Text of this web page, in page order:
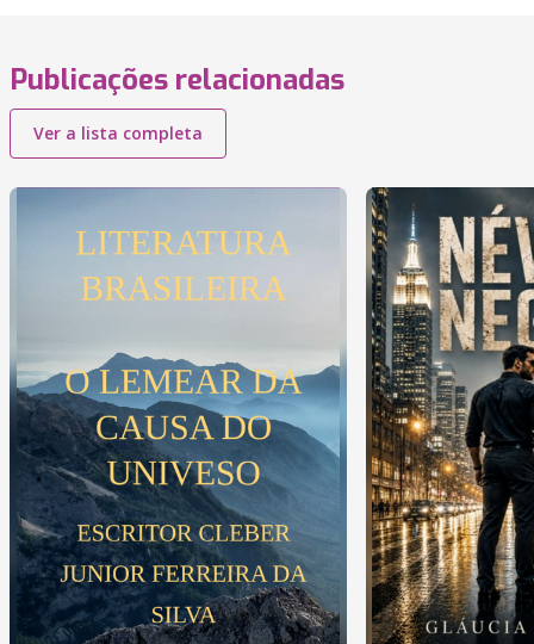
Publicações relacionadas
Ver a lista completa